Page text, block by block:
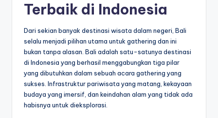
Terbaik di Indonesia
Dari sekian banyak destinasi wisata dalam negeri, Bali
selalu menjadi pilihan utama untuk gathering dan ini
bukan tanpa alasan. Bali adalah satu-satunya destinasi
di Indonesia yang berhasil menggabungkan tiga pilar
yang dibutuhkan dalam sebuah acara gathering yang
sukses. Infrastruktur pariwisata yang matang, kekayaan
budaya yang imersif, dan keindahan alam yang tidak ada
habisnya untuk dieksplorasi.